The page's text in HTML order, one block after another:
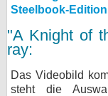
Steelbook-
"A Knight of
ray:
Das Videobild
steht die